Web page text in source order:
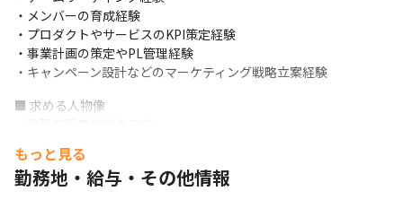
Azure：MachineLearning、Logic Apps
機械学習：TensorFlow、Azure Machine Learning Studio、
Hivemall
監視：Mackerel、Kibana、Metabase、re;dash、Site24x7
リポジトリ：GitHub、GitLab
・当社はワンストップソリューションを提供しており、業界屈指
のSEOサービスやサイト制作機能も社内にあるため、Webマーケ
・メンバーの育成経験
・プロダクトやサービスのKPI策定経験
・事業計画の策定やPL管理経験
・キャンペーン設計などのマーケティング戦略立案経験
■ 求める人物像
・”本気”で向き合える仲間と一緒に働きたい方
・常に高い理想を持ち高い目標に挑戦し続ける事で圧倒的な成長
もっと見る
勤務地・給与・その他情報